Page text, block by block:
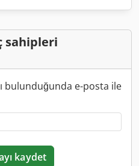
sahipleri
bulunduğunda e-posta ile
kaydet